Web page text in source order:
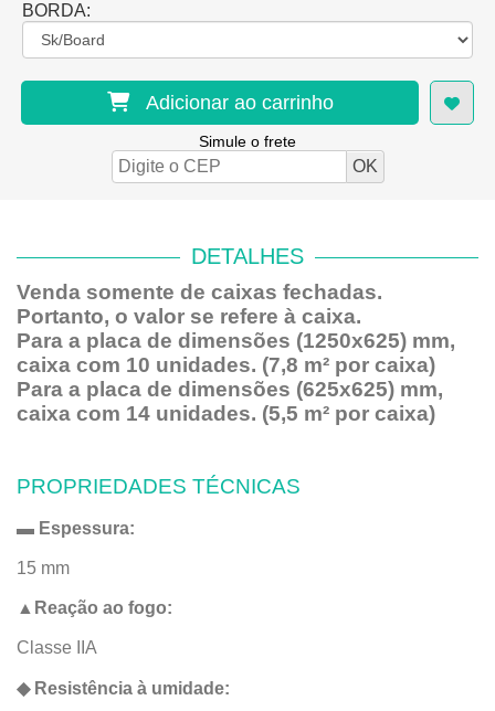
BORDA:
Adicionar ao carrinho
Simule o frete
DETALHES
Venda somente de caixas fechadas.
Portanto, o valor se refere à caixa.
Para a placa de dimensões (1250x625) mm,
caixa com 10 unidades. (7,8 m² por caixa)
Para a placa de dimensões (625x625) mm,
caixa com 14 unidades. (5,5 m² por caixa)
PROPRIEDADES TÉCNICAS
▬ Espessura:
15 mm
▲ Reação ao fogo:
Classe IIA
◆ Resistência à umidade: